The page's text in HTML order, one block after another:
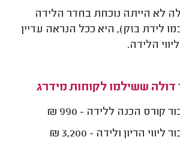
לא הייתה נוכחת בחדר הלידה
לידת בזק), היא ככל הנראה עדיין
הלידה.
דולה ששילמו לקוחות מידרג
קורס הכנה ללידה - 990 ₪
הריון ולידה - 3,200 ₪